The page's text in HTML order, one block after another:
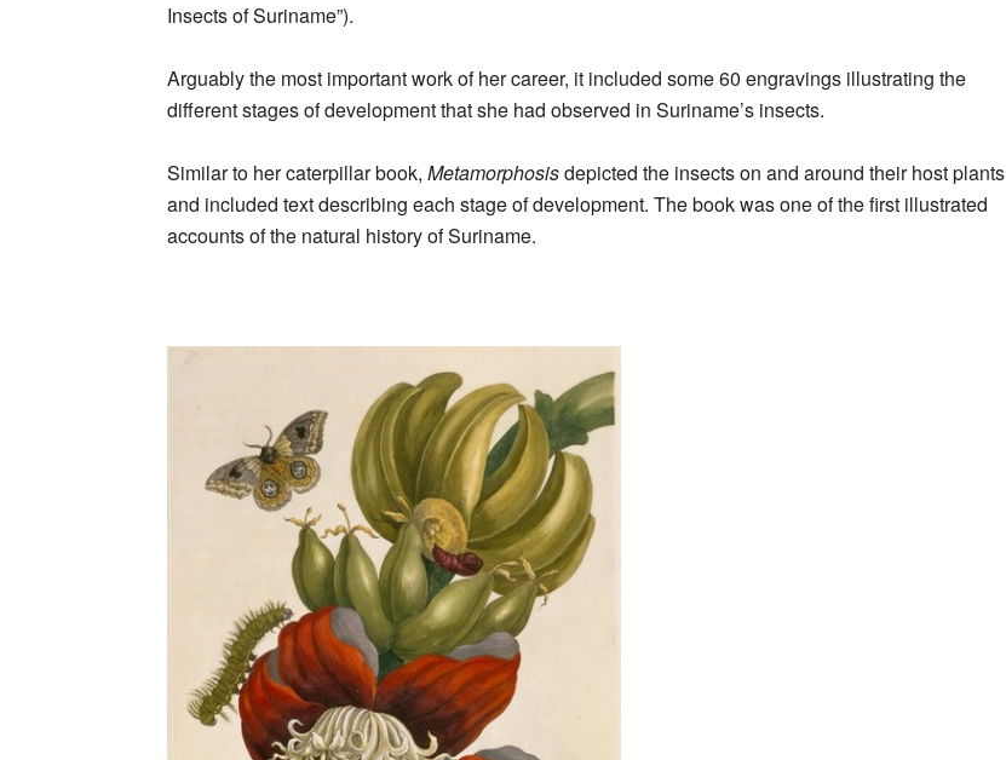
Insects of Suriname”).
Arguably the most important work of her career, it included some 60 engravings illustrating the
different stages of development that she had observed in Suriname’s insects.
Similar to her caterpillar book, Metamorphosisdepicted the insects on and around their host plants
and included text describing each stage of development. The book was one of the first illustrated
accounts of the natural history of Suriname.